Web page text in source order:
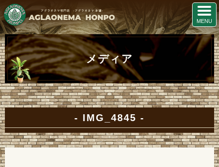
メディア
IMG_4845